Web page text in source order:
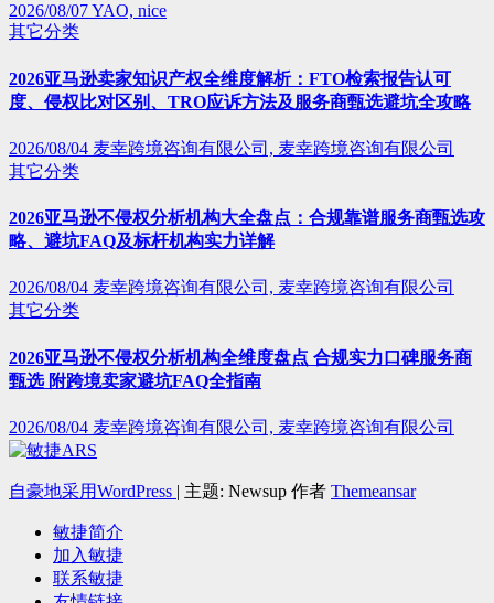
2026/08/07YAO, nice
其它分类
2026亚马逊卖家知识产权全维度解析：FTO检索报告认可
度、侵权比对区别、TRO应诉方法及服务商甄选避坑全攻略
2026/08/04 麦幸跨境咨询有限公司, 麦幸跨境咨询有限公司
其它分类
2026亚马逊不侵权分析机构大全盘点：合规靠谱服务商甄选攻
略、避坑FAQ及标杆机构实力详解
2026/08/04 麦幸跨境咨询有限公司, 麦幸跨境咨询有限公司
其它分类
2026亚马逊不侵权分析机构全维度盘点 合规实力口碑服务商
甄选 附跨境卖家避坑FAQ全指南
2026/08/04 麦幸跨境咨询有限公司, 麦幸跨境咨询有限公司
自豪地采用WordPress | 主题: Newsup 作者 Themeansar
敏捷简介
加入敏捷
联系敏捷